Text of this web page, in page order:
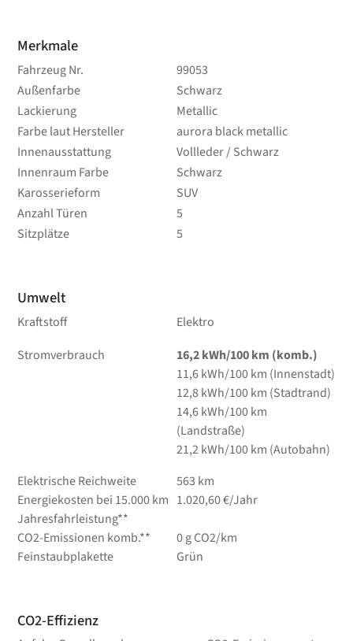
Merkmale
Fahrzeug Nr.
99053
Außenfarbe
Schwarz
Lackierung
Metallic
Farbe laut Hersteller
aurora black metallic
Innenausstattung
Vollleder / Schwarz
Innenraum Farbe
Schwarz
Karosserieform
SUV
Anzahl Türen
5
Sitzplätze
5
Umwelt
Kraftstoff
Elektro
Stromverbrauch
16,2 kWh/100 km (komb.)
11,6 kWh/100 km (Innenstadt)
12,8 kWh/100 km (Stadtrand)
14,6 kWh/100 km
(Landstraße)
21,2 kWh/100 km (Autobahn)
Elektrische Reichweite
563 km
Energiekosten bei 15.000 km
Jahresfahrleistung**
1.020,60 €/Jahr
CO2-Emissionen komb.**
0 g CO2/km
Feinstaubplakette
Grün
CO2-Effizienz